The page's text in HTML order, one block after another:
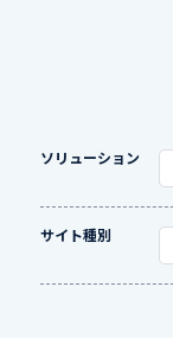
ソリューション
サイト種別